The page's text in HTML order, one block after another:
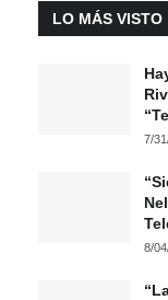
LO MÁS VISTO
7/
8/